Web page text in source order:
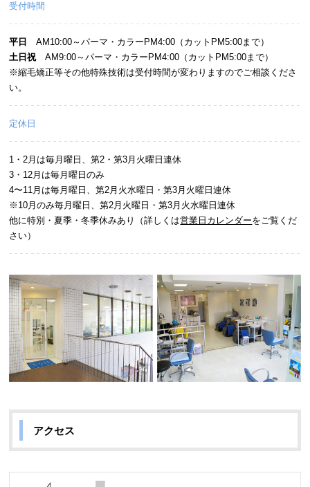
受付時間
平日
AM10:00～パーマ・カラーPM4:00（カットPM5:00まで）
土日祝AM9:00～パーマ・カラーPM4:00（カットPM5:00まで）
※縮毛矯正等その他特殊技術は受付時間が変わりますのでご相談くださ
い。
定休日
1・2月は毎月曜日、第2・第3月火曜日連休
3・12月は毎月曜日のみ
4〜11月は毎月曜日、第2月火水曜日・第3月火曜日連休
※10月のみ毎月曜日、第2月火曜日・第3月火水曜日連休
他に特別・夏季・冬季休みあり（詳しくは営業日カレンダーをご覧くだ
さい）
アクセス